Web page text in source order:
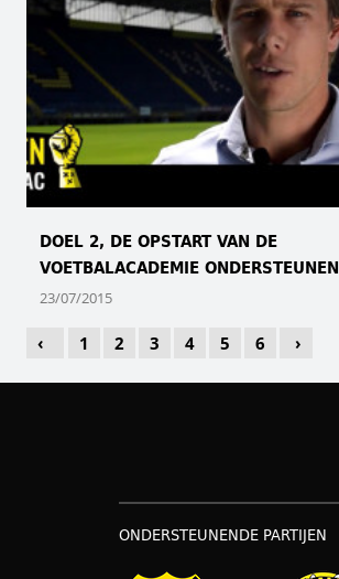
DOEL 2, DE OPSTART VAN DE
VOETBALACADEMIE ONDERSTEUNEN
23/07/2015
‹ 1 2 3 4 5 6 ›
ONDERSTEUNENDE PARTIJEN